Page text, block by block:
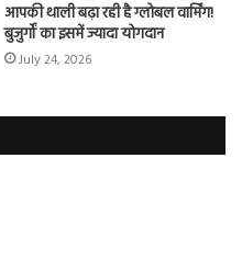
आपकी थाली बढ़ा रही है ग्लोबल वार्मिंग!
बुजुर्गों का इसमें ज्यादा योगदान
July 24, 2026